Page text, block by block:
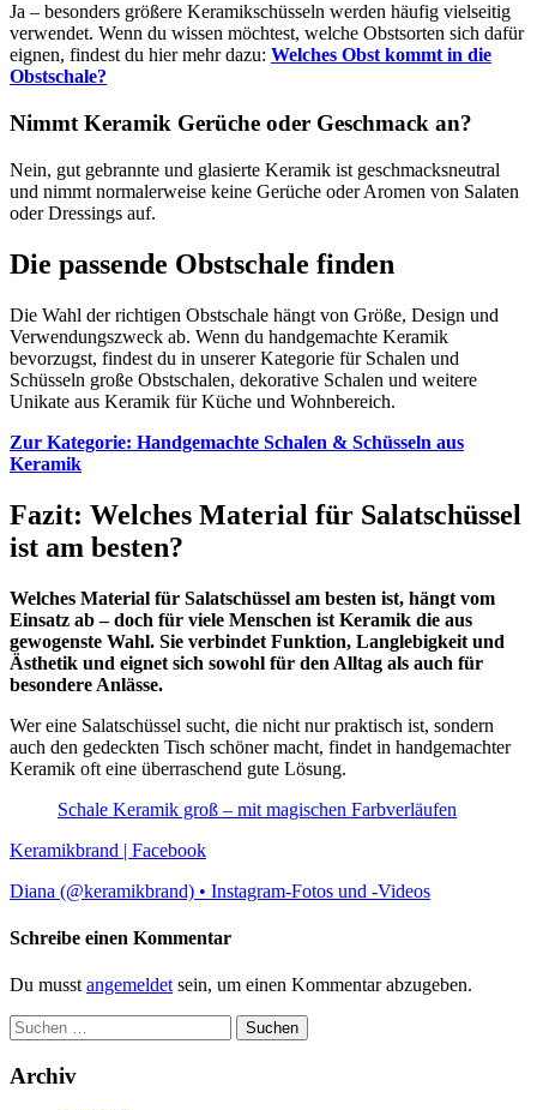
Ja – besonders größere Keramikschüsseln werden häufig vielseitig
verwendet. Wenn du wissen möchtest, welche Obstsorten sich dafür
eignen, findest du hier mehr dazu: Welches Obst kommt in die
Obstschale?
Nimmt Keramik Gerüche oder Geschmack an?
Nein, gut gebrannte und glasierte Keramik ist geschmacksneutral
und nimmt normalerweise keine Gerüche oder Aromen von Salaten
oder Dressings auf.
Die passende Obstschale finden
Die Wahl der richtigen Obstschale hängt von Größe, Design und
Verwendungszweck ab. Wenn du handgemachte Keramik
bevorzugst, findest du in unserer Kategorie für Schalen und
Schüsseln große Obstschalen, dekorative Schalen und weitere
Unikate aus Keramik für Küche und Wohnbereich.
Zur Kategorie: Handgemachte Schalen & Schüsseln aus
Keramik
Fazit: Welches Material für Salatschüssel
ist am besten?
Welches Material für Salatschüssel am besten ist, hängt vom
Einsatz ab – doch für viele Menschen ist Keramik die aus
gewogenste Wahl. Sie verbindet Funktion, Langlebigkeit und
Ästhetik und eignet sich sowohl für den Alltag als auch für
besondere Anlässe.
Wer eine Salatschüssel sucht, die nicht nur praktisch ist, sondern
auch den gedeckten Tisch schöner macht, findet in handgemachter
Keramik oft eine überraschend gute Lösung.
Schale Keramik groß – mit magischen Farbverläufen
Keramikbrand | Facebook
Diana (@keramikbrand) • Instagram-Fotos und -Videos
Schreibe einen Kommentar
Du musst angemeldet sein, um einen Kommentar abzugeben.
Suchen
nach:
Archiv